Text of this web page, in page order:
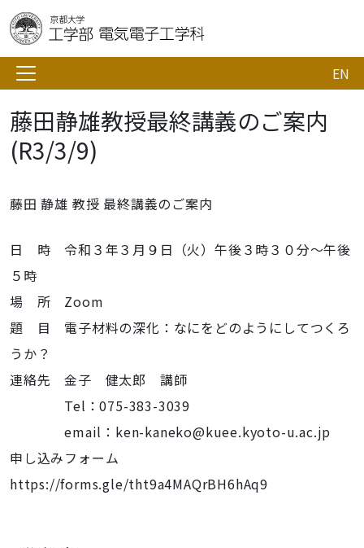
EN
藤田静雄教授最終講義のご案内
(R3/3/9)
藤田 静雄 教授 最終講義のご案内
日 時 令和３年３月９日（火）午後３時３０分～午後
５時
場 所 Zoom
題 目 電子材料の深化：なにをどのようにしてつくろ
うか？
連絡先 金子 健太郎 講師
Tel：075-383-3039
email：ken-kaneko@kuee.kyoto-u.ac.jp
申し込みフォーム
https://forms.gle/tht9a4MAQrBH6hAq9